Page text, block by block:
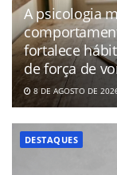
A psicologia
fortalece
de força de
8 DE AGOSTO DE
DESTAQUES